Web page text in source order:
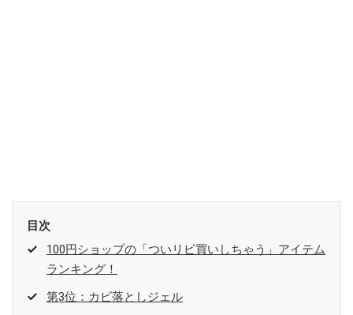
目次
100円ショップの「ついリピ買いしちゃう」アイテム
ランキング！
第3位：カビ落としジェル